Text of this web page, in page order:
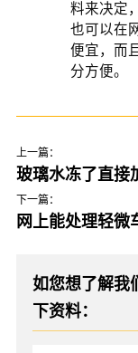
料来决定
也可以在
便宜，而
分方便。
上一篇：
玻璃水冻了直接
下一篇：
网上能处理轻微
如您想了解我
下资料：